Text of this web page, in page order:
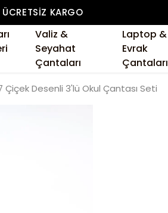
ÜCRETSIZ KARGO
Valiz &
Seyahat
Çantaları
Laptop &
Evrak
Çantaları
Çiçek Desenli 3'lü Okul Çantası Seti